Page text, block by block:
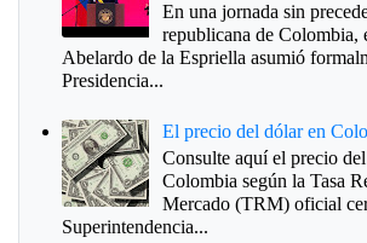
En una jornada sin
republicana de Colombia,
Abelardo de la Espriella asumió
Presidencia...
El precio del dólar en
Consulte aquí el precio
Colombia según la Tasa
Mercado (TRM) oficial
Superintendencia...